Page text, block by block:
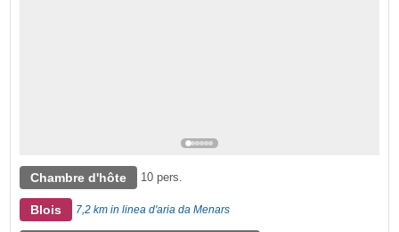
Chambre d'hôte 10 pers.
Blois 7,2 km in linea d'aria da Menars